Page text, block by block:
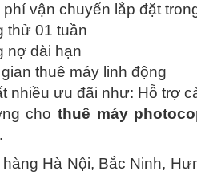
phí vận chuyển lắp đặt
thử 01 tuần
nợ dài hạn
thuê máy linh động
nhiều ưu đãi như: Hỗ trợ
cho thuê máy
Hà Nội, Bắc Ninh,